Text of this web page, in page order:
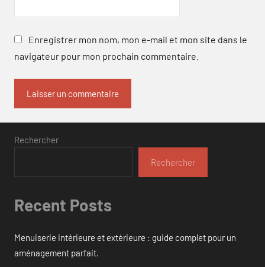
Enregistrer mon nom, mon e-mail et mon site dans le
navigateur pour mon prochain commentaire.
Rechercher
Rechercher
Recent Posts
Menuiserie intérieure et extérieure : guide complet pour un
aménagement parfait.